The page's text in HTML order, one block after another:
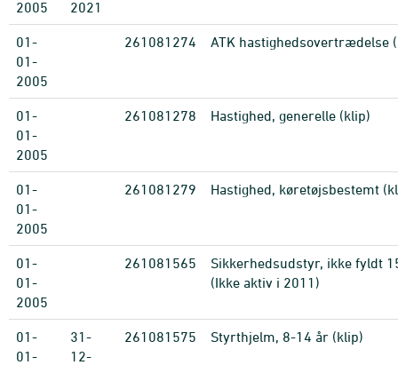
2005
2021
01-
01-
2005
261081274 ATK hastighedsovertrædelse
01-
01-
2005
261081278 Hastighed, generelle (klip)
01-
01-
2005
261081279 Hastighed, køretøjsbestemt
01-
01-
2005
261081565
Sikkerhedsudstyr, ikke fyldt
(Ikke aktiv i 2011)
01-
01-
31-
12-
261081575 Styrthjelm, 8-14 år (klip)